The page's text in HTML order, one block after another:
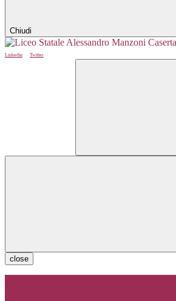
Chiudi
Linkedin
Twitter
close